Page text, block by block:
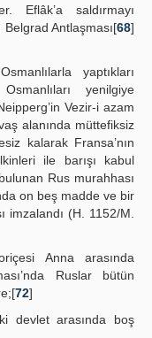
Eflâk’a saldırmayı
Belgrad Antlaşması[68]
yaptıkları
yenilgiye
Vezir-i azam
alanında müttefiksiz
kalarak Fransa’nın
ile barışı kabul
Rus murahhası
on beş madde ve bir
imzalandı (H. 1152/M.
Anna arasında
Ruslar bütün
72]
devlet arasında boş